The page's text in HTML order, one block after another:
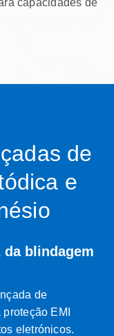
de
e
da blindagem
de
EMI
eletrónicos.